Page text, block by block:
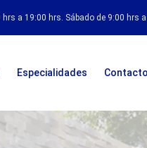
a 19:00 hrs. Sábado de 9:00 hrs
Especialidades Contacto